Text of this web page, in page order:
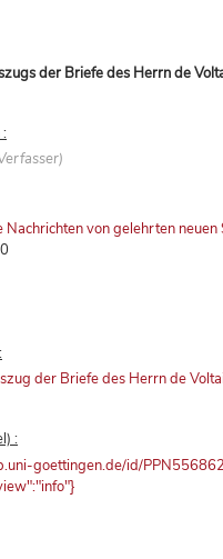
der Briefe des Herrn de
Nachrichten von gelehrten neuen
der Briefe des Herrn de
:
goettingen.de/id/